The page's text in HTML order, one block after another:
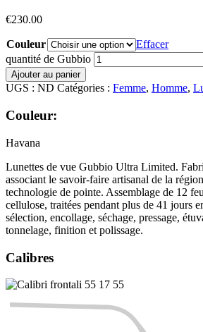
€230.00
Couleur
Effacer
quantité de Gubbio
Ajouter au panier
UGS : ND Catégories : Femme, Homme,
Couleur:
Havana
Lunettes de vue Gubbio Ultra Limited.
associant le savoir-faire artisanal de la
technologie de pointe. Assemblage de 12
cellulose, traitées pendant plus de 41 jours
sélection, encollage, séchage, pressage,
tonnelage, finition et polissage.
Calibres
55 17 55